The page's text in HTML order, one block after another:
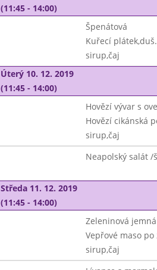
(11:45 - 14:00)
Špenátová
Kuřecí
sirup,čaj
Úterý 10. 12. 2019
(11:45 - 14:00)
Hovězí vývar s
Hovězí cikánská
sirup,čaj
Neapolský salát
Středa 11. 12. 2019
(11:45 - 14:00)
Zeleninová jemná
Vepřové maso
sirup,čaj